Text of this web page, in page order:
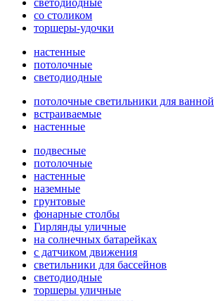
со столиком
торшеры-удочки
настенные
потолочные
светодиодные
потолочные светильники для ванной
встраиваемые
настенные
подвесные
потолочные
настенные
наземные
грунтовые
фонарные столбы
Гирлянды уличные
на солнечных батарейках
с датчиком движения
светильники для бассейнов
светодиодные
торшеры уличные